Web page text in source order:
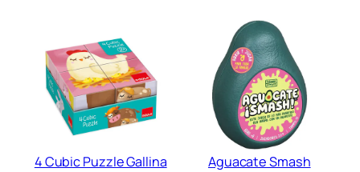
4 Cubic Puzzle Gallina Aguacate Smash